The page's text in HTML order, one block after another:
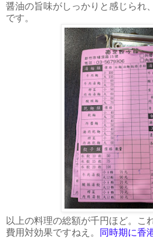
醤油の旨味がしっかりと感じられ
です。
以上の料理の総額が千円ほど。こ
費用対効果ですねえ。
同時期に香